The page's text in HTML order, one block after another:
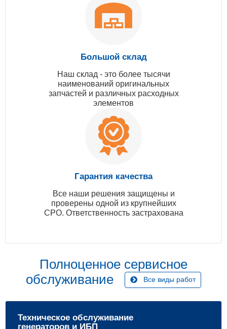
Большой склад
Наш склад - это более тысячи
наименований оригинальных
запчастей и различных расходных
элементов
Гарантия качества
Все наши решения защищены и
проверены одной из крупнейших
СРО. Ответственность застрахована
Полноценное сервисное
обслуживание
Все виды работ
Техническое обслуживание
генераторов и ИБП